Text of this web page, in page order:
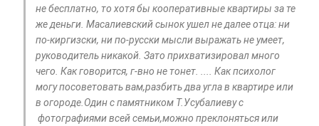
не бесплатно, то хотя бы кооперативные квартиры за те
же деньги. Масалиевский сынок ушел не далее отца: ни
по-киргизски, ни по-русски мысли выражать не умеет,
руководитель никакой. Зато прихватизировал много
чего. Как говорится, г-вно не тонет. .... Как психолог
могу посоветовать вам,разбить два угла в квартире или
в огороде.Один с памятником Т.Усубалиеву с
фотографиями всей семьи,можно преклоняться или